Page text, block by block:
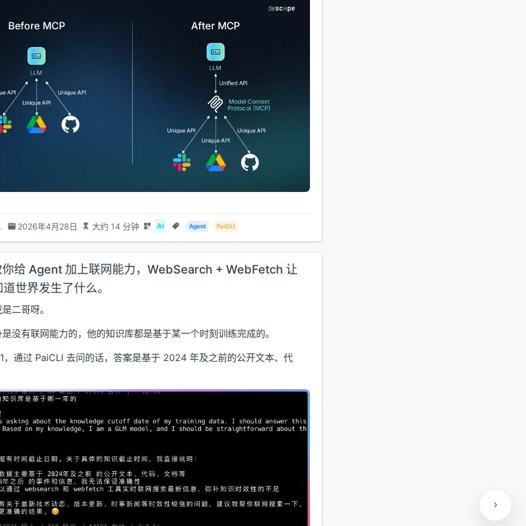
2026年4月28日 大约 14 分钟 AI Agent PaiCLI
你给 Agent 加上联网能力，WebSearch + WebFetch 让
世界发生了什么。
二哥呀。
没有联网能力的，他的知识库都是基于某一个时刻训练完成的。
，通过 PaiCLI 去问的话，答案是基于 2024 年及之前的公开文本、代